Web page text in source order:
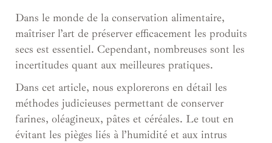
Dans le monde de la conservation alimentaire,
maîtriser l’art de préserver efficacement les produits
secs est essentiel. Cependant, nombreuses sont les
incertitudes quant aux meilleures pratiques.
Dans cet article, nous explorerons en détail les
méthodes judicieuses permettant de conserver
farines, oléagineux, pâtes et céréales. Le tout en
évitant les pièges liés à l’humidité et aux intrus